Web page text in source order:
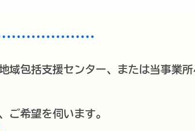
域包括支援センター、または当事業
ご希望を伺います。